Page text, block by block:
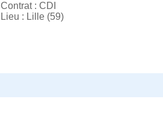
Contrat : CDI
Lieu : Lille (59)